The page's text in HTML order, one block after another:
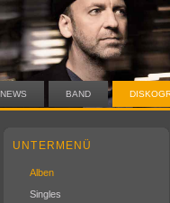
NEWS BAND
UNTERMENÜ
Alben
Singles